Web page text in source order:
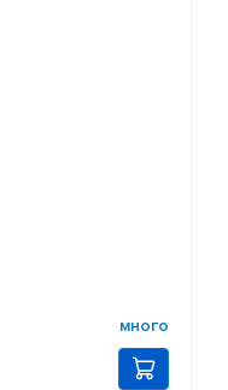
много